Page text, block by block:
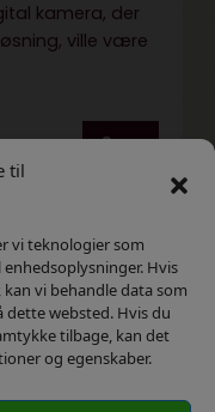
til
vi teknologier som
Hvis
vi behandle data som
websted. Hvis du
tilbage, kan det
og egenskaber.
kamera, der
ville være
Svar
af hårde
4s ville være
kameraudstyr,